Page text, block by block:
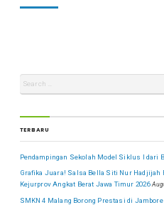
TERBARU
Pendampingan Sekolah Model Siklus I dari
Grafika Juara! Salsa Bella Siti Nur Hadjijah
Kejurprov Angkat Berat Jawa Timur 2026
SMKN 4 Malang Borong Prestasi di